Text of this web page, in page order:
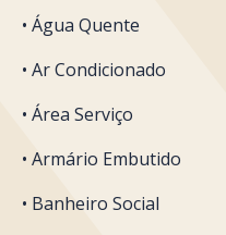
• Água Quente
• Ar Condicionado
• Área Serviço
• Armário Embutido
• Banheiro Social